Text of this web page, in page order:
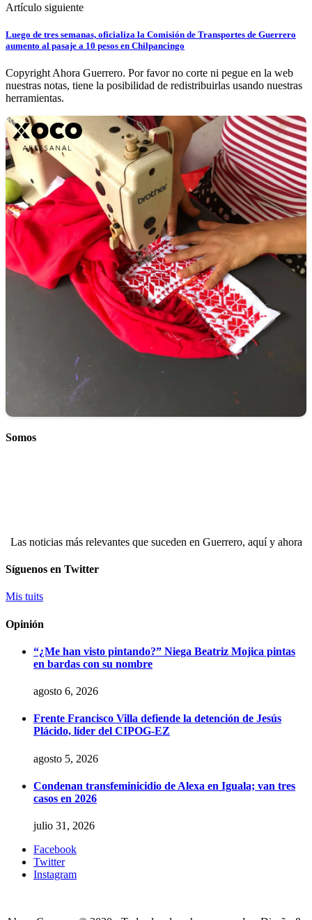
Artículo siguiente
Luego de tres semanas, oficializa la Comisión de Transportes de Guerrero
aumento al pasaje a 10 pesos en Chilpancingo
Copyright Ahora Guerrero. Por favor no corte ni pegue en la web
nuestras notas, tiene la posibilidad de redistribuirlas usando nuestras
herramientas.
Somos
Las noticias más relevantes que suceden en Guerrero, aquí y ahora
Síguenos en Twitter
Mis tuits
Opinión
“¿Me han visto pintando?” Niega Beatriz Mojica pintas
en bardas con su nombre
agosto 6, 2026
Frente Francisco Villa defiende la detención de Jesús
Plácido, líder del CIPOG-EZ
agosto 5, 2026
Condenan transfeminicidio de Alexa en Iguala; van tres
casos en 2026
julio 31, 2026
Facebook
Twitter
Instagram